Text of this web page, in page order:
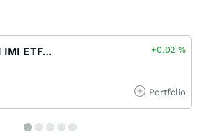
SPDR MSCI ACWI IMI ETF UCITS +0,02%
Portfolio